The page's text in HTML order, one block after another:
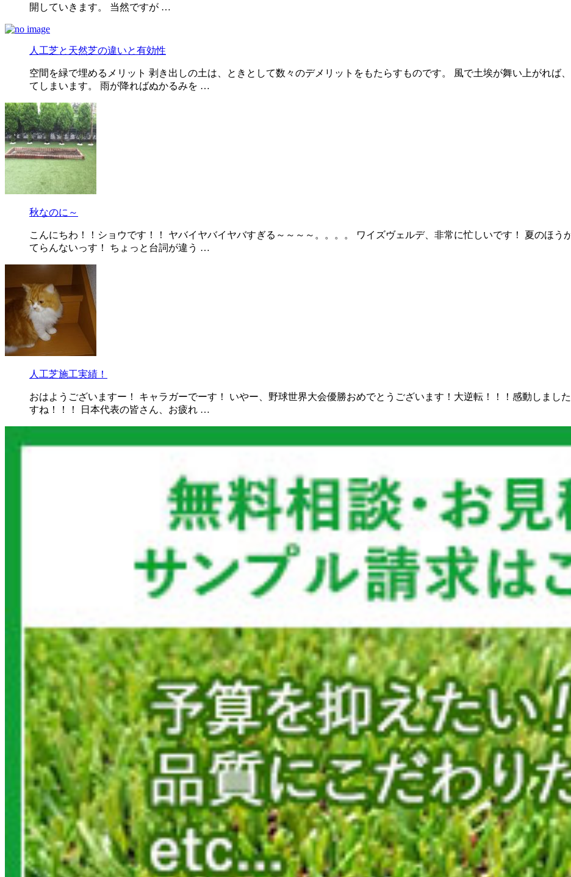
開していきます。 当然ですが …
人工芝と天然芝の違いと有効性
空間を緑で埋めるメリット 剥き出しの土は、ときとして数々のデメリットをもたらすものです。 風で土埃が舞い上がれば
てしまいます。 雨が降ればぬかるみを …
秋なのに～
こんにちわ！！ショウです！！ ヤバイヤバイヤバすぎる～～～～。。。。 ワイズヴェルデ、非常に忙しいです！ 夏のほ
てらんないっす！ ちょっと台詞が違う …
人工芝施工実績！
おはようございますー！ キャラガーでーす！ いやー、野球世界大会優勝おめでとうございます！大逆転！！！感動しまし
すね！！！ 日本代表の皆さん、お疲れ …